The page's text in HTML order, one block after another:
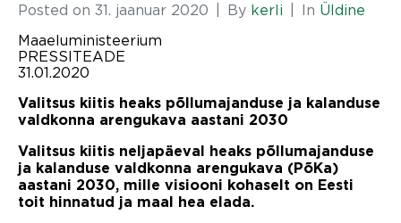
Posted on 31. jaanuar 2020 By kerli In Üldine
Maaeluministeerium
PRESSITEADE
31.01.2020
Valitsus kiitis heaks põllumajanduse ja kalanduse
valdkonna arengukava aastani 2030
Valitsus kiitis neljapäeval heaks põllumajanduse
ja kalanduse valdkonna arengukava (PõKa)
aastani 2030, mille visiooni kohaselt on Eesti
toit hinnatud ja maal hea elada.